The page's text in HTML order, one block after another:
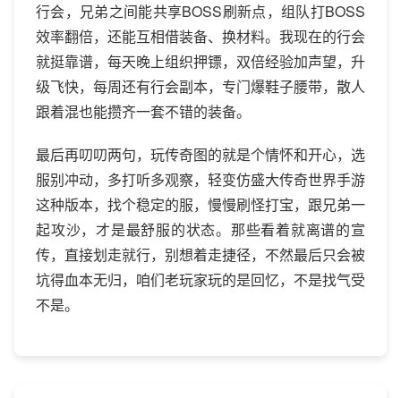
行会，兄弟之间能共享BOSS刷新点，组队打BOSS
效率翻倍，还能互相借装备、换材料。我现在的行会
就挺靠谱，每天晚上组织押镖，双倍经验加声望，升
级飞快，每周还有行会副本，专门爆鞋子腰带，散人
跟着混也能攒齐一套不错的装备。
最后再叨叨两句，玩传奇图的就是个情怀和开心，选
服别冲动，多打听多观察，轻变仿盛大传奇世界手游
这种版本，找个稳定的服，慢慢刷怪打宝，跟兄弟一
起攻沙，才是最舒服的状态。那些看着就离谱的宣
传，直接划走就行，别想着走捷径，不然最后只会被
坑得血本无归，咱们老玩家玩的是回忆，不是找气受
不是。